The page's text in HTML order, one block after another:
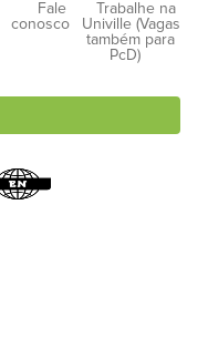
Fale
conosco
Trabalhe na
Univille (Vagas
também para
PcD)